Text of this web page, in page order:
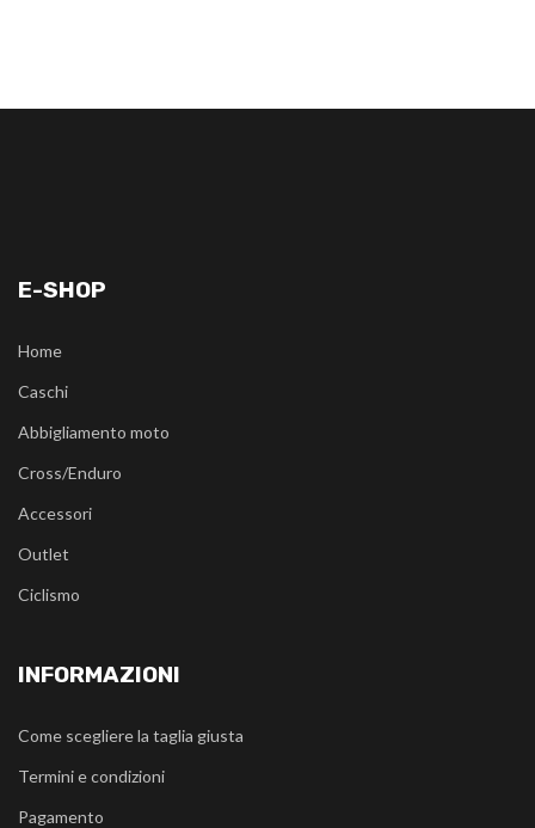
E-SHOP
Home
Caschi
Abbigliamento moto
Cross/Enduro
Accessori
Outlet
Ciclismo
INFORMAZIONI
Come scegliere la taglia giusta
Termini e condizioni
Pagamento